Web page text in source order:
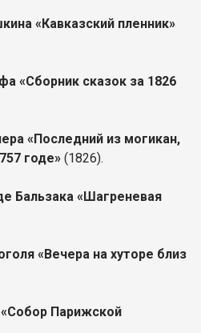
«Кавказский пленник»
«Сборник сказок за 1826
«Последний из могикан,
годе» (1826).
Бальзака «Шагреневая
«Вечера на хуторе близ
Парижской